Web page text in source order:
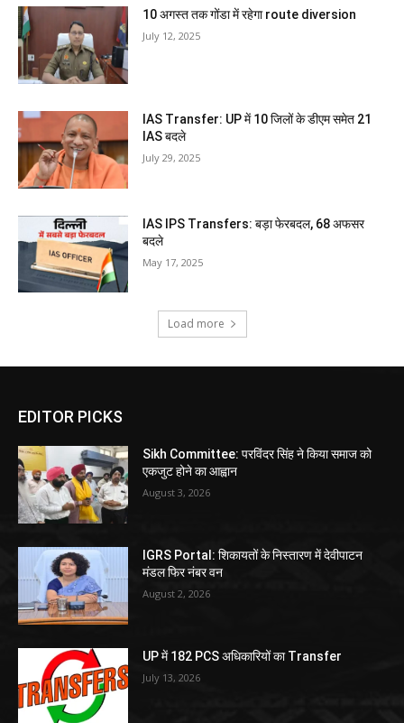
10 अगस्त तक गोंडा में रहेगा route diversion
July 12, 2025
IAS Transfer: UP में 10 जिलों के डीएम समेत 21
IAS बदले
July 29, 2025
IAS IPS Transfers: बड़ा फेरबदल, 68 अफसर
बदले
May 17, 2025
Load more
EDITOR PICKS
Sikh Committee: परविंदर सिंह ने किया समाज को
एकजुट होने का आह्वान
August 3, 2026
IGRS Portal: शिकायतों के निस्तारण में देवीपाटन
मंडल फिर नंबर वन
August 2, 2026
UP में 182 PCS अधिकारियों का Transfer
July 13, 2026